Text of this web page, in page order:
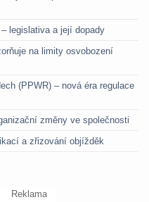
legislativa a její dopady
na limity osvobození
(PPWR) – nová éra regulace
změny ve společnosti
a zřizování objížděk